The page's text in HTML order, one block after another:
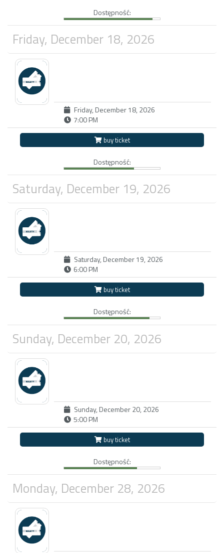
Dostępność:
Friday, December 18, 2026
Friday, December 18, 2026
7:00 PM
buy ticket
Dostępność:
Saturday, December 19, 2026
Saturday, December 19, 2026
6:00 PM
buy ticket
Dostępność:
Sunday, December 20, 2026
Sunday, December 20, 2026
5:00 PM
buy ticket
Dostępność:
Monday, December 28, 2026